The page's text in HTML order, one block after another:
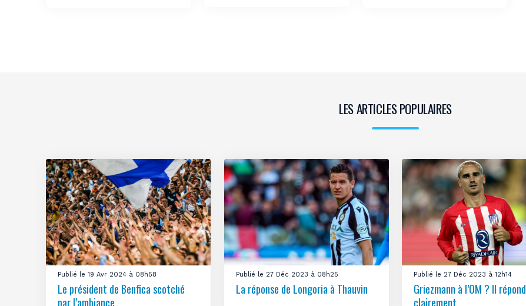
LES ARTICLES POPULAIRES
Publié le 19 Avr 2024 à 08h58
Le président de Benfica scotché
par l’ambiance
Publié le 27 Déc 2023 à 08h25
La réponse de Longoria à Thauvin
Publié le 27 Déc 2023 à 12h14
Griezmann à l’OM ? Il répond
clairement